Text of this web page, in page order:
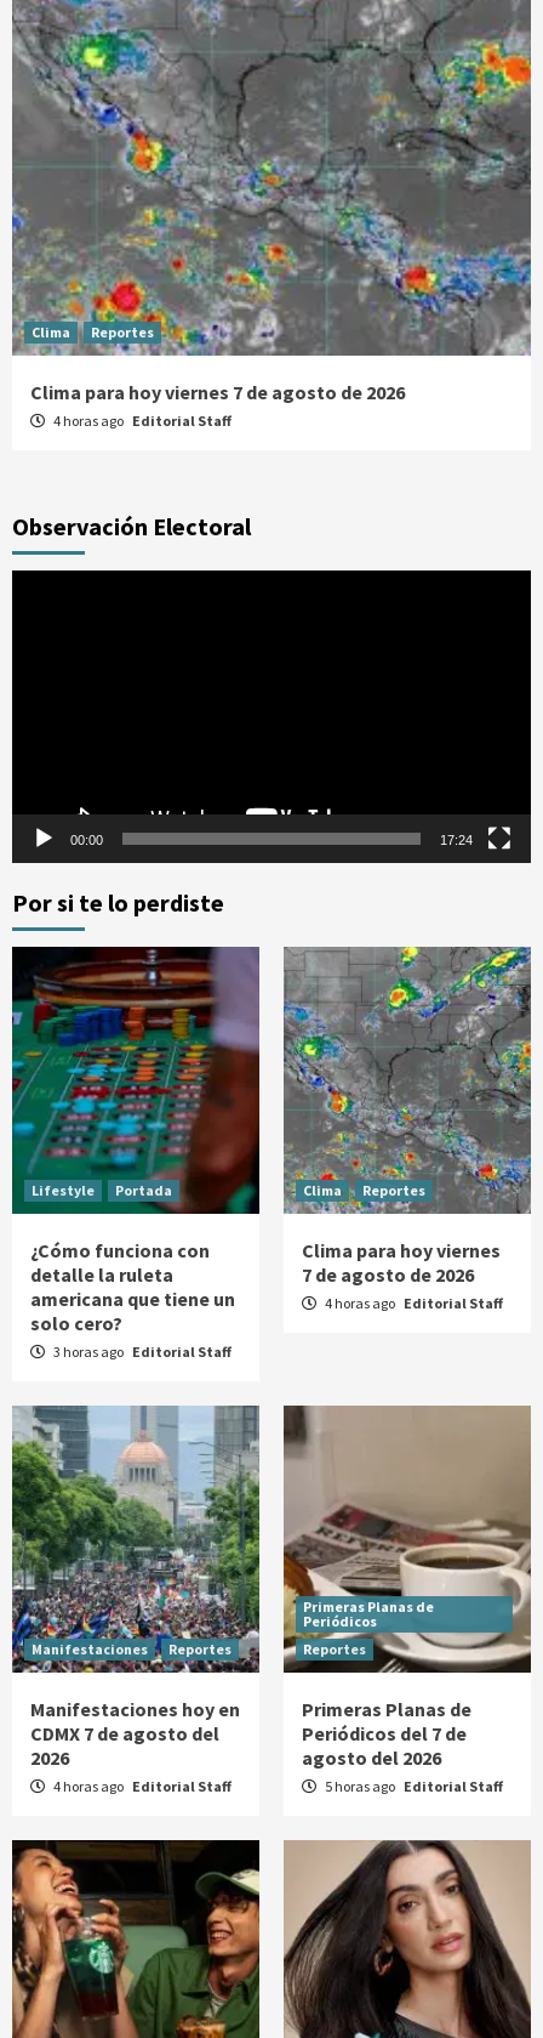
Clima Reportes
Clima para hoy viernes 7 de agosto de 2026
4 horas ago Editorial Staff
Observación Electoral
00:00 17:24
Por si te lo perdiste
Lifestyle Portada
¿Cómo funciona con
detalle la ruleta
americana que tiene un
solo cero?
3 horas ago Editorial Staff
Clima Reportes
Clima para hoy viernes
7 de agosto de 2026
4 horas ago Editorial Staff
Manifestaciones Reportes
Manifestaciones hoy en
CDMX 7 de agosto del
2026
4 horas ago Editorial Staff
Primeras Planas de
Periódicos
Reportes
Primeras Planas de
Periódicos del 7 de
agosto del 2026
5 horas ago Editorial Staff